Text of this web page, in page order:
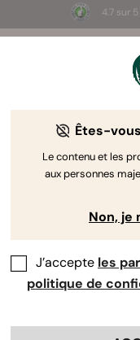
4.7 sur
1+1
Articles
Êtes-
Le contenu et les
aux personnes
Non, je
J’accepte les
politique de